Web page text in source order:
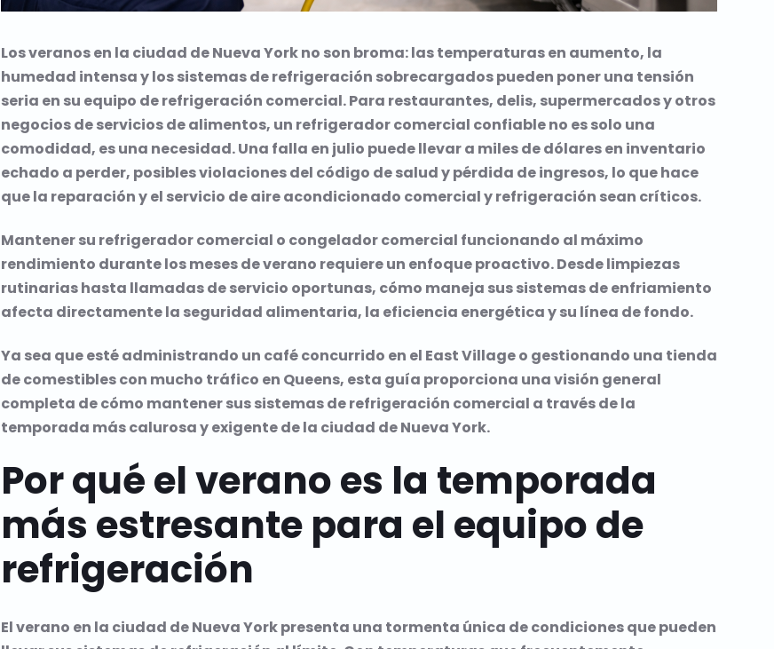
Los veranos en la ciudad de Nueva York no son broma: las temperaturas en aumento, la
humedad intensa y los sistemas de refrigeración sobrecargados pueden poner una tensión
seria en su equipo de refrigeración comercial. Para restaurantes, delis, supermercados y otros
negocios de servicios de alimentos, un refrigerador comercial confiable no es solo una
comodidad, es una necesidad. Una falla en julio puede llevar a miles de dólares en inventario
echado a perder, posibles violaciones del código de salud y pérdida de ingresos, lo que hace
que la reparación y el servicio de aire acondicionado comercial y refrigeración sean críticos.
Mantener su refrigerador comercial o congelador comercial funcionando al máximo
rendimiento durante los meses de verano requiere un enfoque proactivo. Desde limpiezas
rutinarias hasta llamadas de servicio oportunas, cómo maneja sus sistemas de enfriamiento
afecta directamente la seguridad alimentaria, la eficiencia energética y su línea de fondo.
Ya sea que esté administrando un café concurrido en el East Village o gestionando una tienda
de comestibles con mucho tráfico en Queens, esta guía proporciona una visión general
completa de cómo mantener sus sistemas de refrigeración comercial a través de la
temporada más calurosa y exigente de la ciudad de Nueva York.
Por qué el verano es la temporada
más estresante para el equipo de
refrigeración
El verano en la ciudad de Nueva York presenta una tormenta única de condiciones que pueden